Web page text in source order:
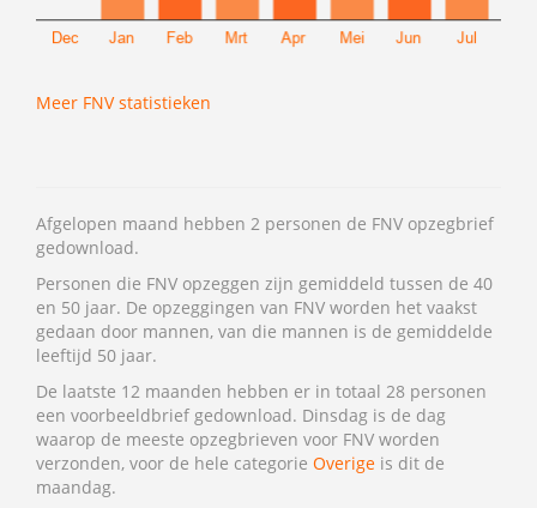
Meer FNV statistieken
Afgelopen maand hebben 2 personen de FNV opzegbrief
gedownload.
Personen die FNV opzeggen zijn gemiddeld tussen de 40
en 50 jaar. De opzeggingen van FNV worden het vaakst
gedaan door mannen, van die mannen is de gemiddelde
leeftijd 50 jaar.
De laatste 12 maanden hebben er in totaal 28 personen
een voorbeeldbrief gedownload. Dinsdag is de dag
waarop de meeste opzegbrieven voor FNV worden
verzonden, voor de hele categorie Overige is dit de
maandag.